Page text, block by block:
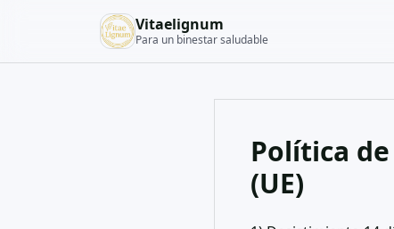
Vitaelignum
Para un binestar saludable
Política
(UE)